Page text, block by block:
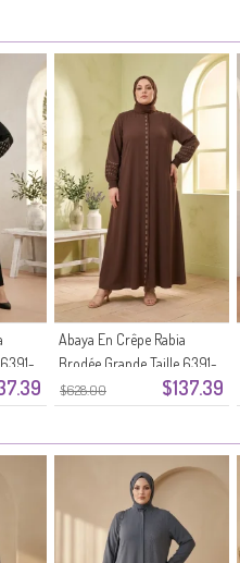
$628.00 $137.39
Abaya En Crêpe Rabia
Brodée Grande Taille 6391-
03 Marron